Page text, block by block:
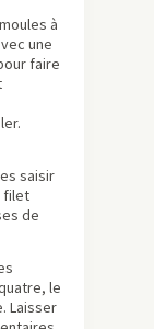
à
une
faire
saisir
filet
de
le
Laisser